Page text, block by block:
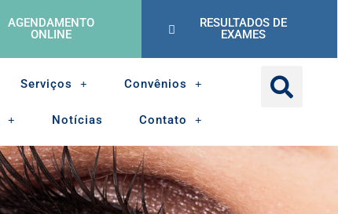
AGENDAMENTO
ONLINE
RESULTADOS DE
EXAMES
Serviços Convênios
Notícias Contato